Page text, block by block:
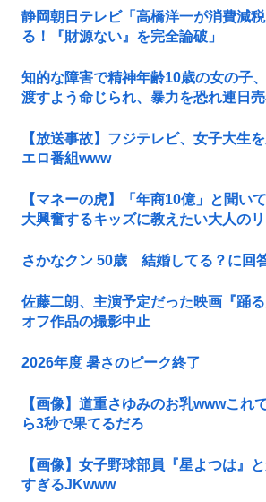
静岡朝日テレビ「高橋洋一が消費減
る！『財源ない』を完全論破」
知的な障害で精神年齢10歳の女の子
渡すよう命じられ、暴力を恐れ連日
【放送事故】フジテレビ、女子大生
エロ番組www
【マネーの虎】「年商10億」と聞い
大興奮するキッズに教えたい大人の
さかなクン 50歳 結婚してる？に回
佐藤二朗、主演予定だった映画『踊
オフ作品の撮影中止
2026年度 暑さのピーク終了
【画像】道重さゆみのお乳wwwこれ
ら3秒で果てるだろ
【画像】女子野球部員『星よつは』
すぎるJKwww